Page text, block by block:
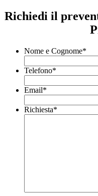
Richiedi il
Nome e Cognome*
Telefono*
Email*
Richiesta*